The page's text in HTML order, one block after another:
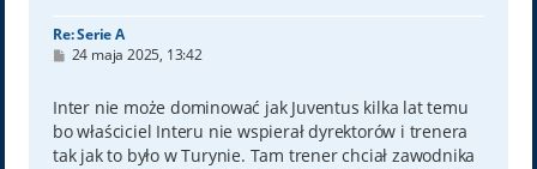
Re: Serie A
P
t
24 maja 2025, 13:42
Inter nie może dominować jak Juventus kilka lat temu
bo właściciel Interu nie wspierał dyrektorów i trenera
tak jak to było w Turynie. Tam trener chciał zawodnika